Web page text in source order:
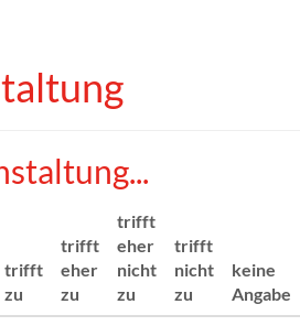
trifft
zu
trifft
eher
zu
trifft
eher
nicht
zu
trifft
nicht
zu
keine
Angabe